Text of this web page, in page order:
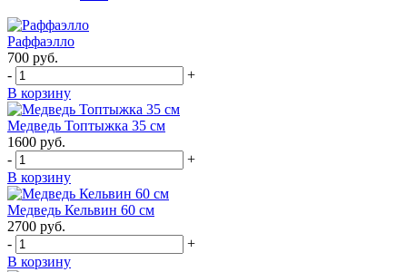
Раффаэлло
700 руб.
-
+
В корзину
Медведь Топтыжка 35 см
1600 руб.
-
+
В корзину
Медведь Кельвин 60 см
2700 руб.
-
+
В корзину